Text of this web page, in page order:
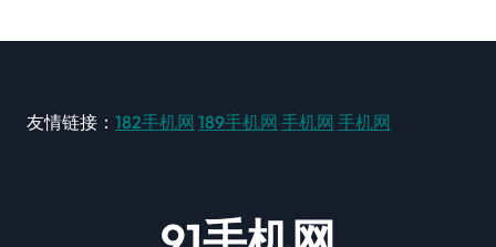
友情链接： 182手机网 189手机网 手机网 手机网